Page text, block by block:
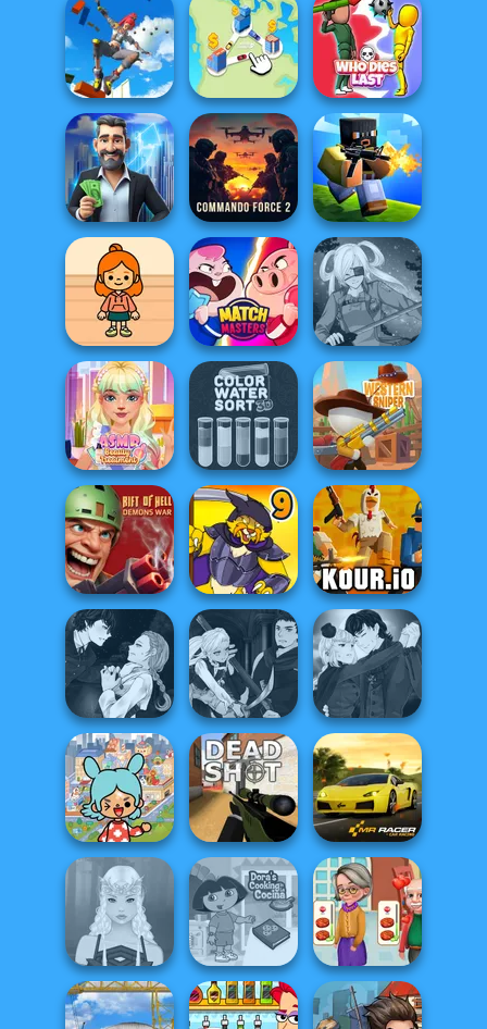
DIY Phone Case
Shop
Ice Ballerina
ASMR Pet
Treatment
Who Dies Last
State Connect
Only Up 3D
Parkour Go
Ascend
Poxel.io
Commando
Force 2
LandLord Rent
out - Real Estat...
SNK Cosplayer
Match Masters
TB Avataria Life
Girl
Western Sniper
Color Water Sort
3D
ASMR Beauty
Treatment
Kour.io
Dynamons 9
Rift of Hell:
Demons War
Manga Creator
Vampire Hunter
P...
Manga Creator
Vampire Hunter
P...
Manga Creator
Vampire Hunter
P...
Mr. Racer
Deadshot.io
Toca Boca
Everything
Unlocked